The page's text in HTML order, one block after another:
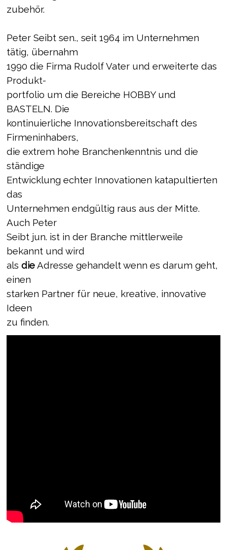
zubehör.
Peter Seibt sen., seit 1964 im Unternehmen
tätig, übernahm
1990 die Firma Rudolf Vater und erweiterte das
Produkt-
portfolio um die Bereiche HOBBY und
BASTELN. Die
kontinuierliche Innovationsbereitschaft des
Firmeninhabers,
die extrem hohe Branchenkenntnis und die
ständige
Entwicklung echter Innovationen katapultierten
das
Unternehmen endgültig raus aus der Mitte.
Auch Peter
Seibt jun. ist in der Branche mittlerweile
bekannt und wird
als dieAdresse gehandelt wenn es darum geht,
einen
starken Partner für neue, kreative, innovative
Ideen
zu finden.